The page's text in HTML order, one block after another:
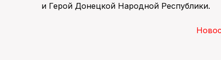
и Герой Донецкой Народной Республики.